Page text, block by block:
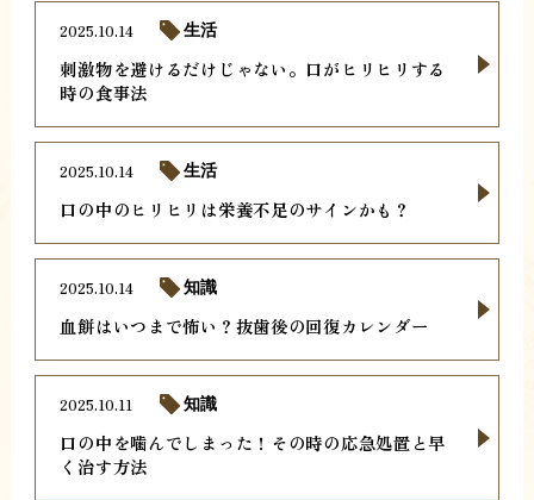
刺激物を避けるだけじゃない。口がヒリヒリする
時の食事法
2025.10.14 生活
口の中のヒリヒリは栄養不足のサインかも？
2025.10.14 生活
血餅はいつまで怖い？抜歯後の回復カレンダー
2025.10.14 知識
口の中を噛んでしまった！その時の応急処置と早
く治す方法
2025.10.11 知識